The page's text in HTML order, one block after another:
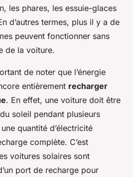
les phares, les essuie-glaces
d’autres termes, plus il y a de
peuvent fonctionner sans
de la voiture.
de noter que l’énergie
entièrement recharger
. En effet, une voiture doit être
soleil pendant plusieurs
quantité d’électricité
complète. C’est
voitures solaires sont
port de recharge pour